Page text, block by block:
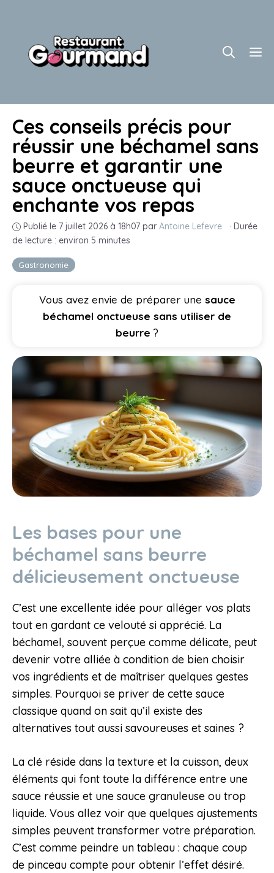
contenu
Gastronomie
Ces conseils précis pour
réussir une béchamel sans
beurre et garantir une
sauce onctueuse qui
enchante vos repas
Publié le 7 juillet 2026 à 18h07 par Antoine Lefevre · Durée
de lecture : environ 5 minutes
Vous avez envie de préparer une sauce
béchamel onctueuse sans utiliser de
beurre ?
Les bases pour une
béchamel sans beurre
délicieusement onctueuse
C’est une excellente idée pour alléger vos plats
tout en gardant ce velouté si apprécié. La
béchamel, souvent perçue comme délicate, peut
devenir votre alliée à condition de bien choisir
vos ingrédients et de maîtriser quelques gestes
simples. Pourquoi se priver de cette sauce
classique quand on sait qu’il existe des
alternatives tout aussi savoureuses et saines ?
La clé réside dans la texture et la cuisson, deux
éléments qui font toute la différence entre une
sauce réussie et une sauce granuleuse ou trop
liquide. Vous allez voir que quelques ajustements
simples peuvent transformer votre préparation.
C’est comme peindre un tableau : chaque coup
de pinceau compte pour obtenir l’effet désiré.